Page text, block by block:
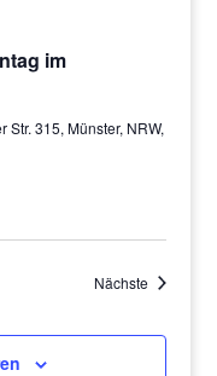
im
Str. 315, Münster, NRW,
Nächste